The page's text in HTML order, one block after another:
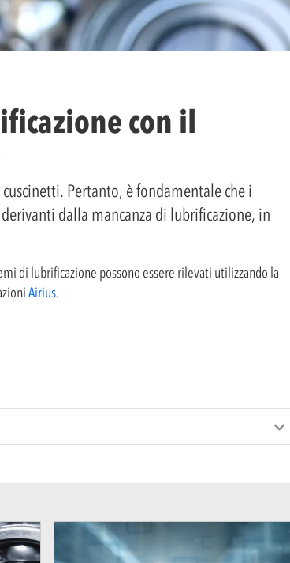
con il
Pertanto, è fondamentale che i
dalla mancanza di lubrificazione, in
di lubrificazione possono essere rilevati utilizzando la
Airius.